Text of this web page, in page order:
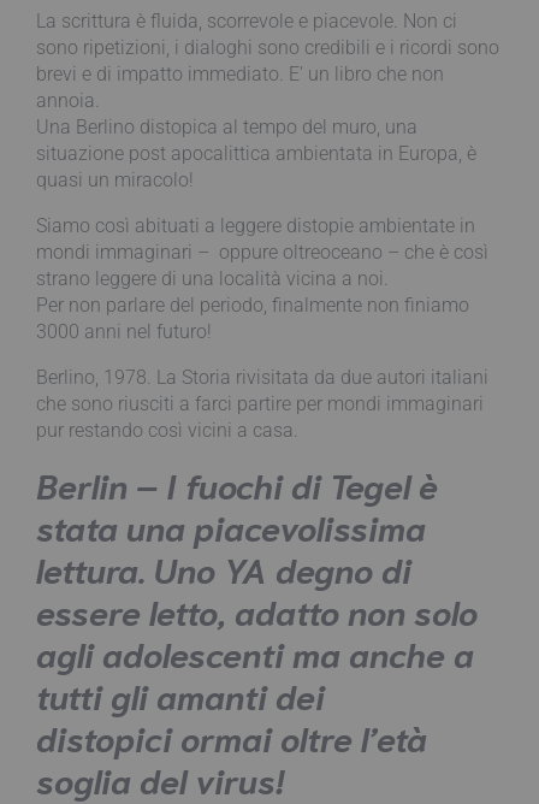
La scrittura è fluida, scorrevole e piacevole. Non ci
sono ripetizioni, i dialoghi sono credibili e i ricordi sono
brevi e di impatto immediato. E’ un libro che non
annoia.
Una Berlino distopica al tempo del muro, una
situazione post apocalittica ambientata in Europa, è
quasi un miracolo!
Siamo così abituati a leggere distopie ambientate in
mondi immaginari – oppure oltreoceano – che è così
strano leggere di una località vicina a noi.
Per non parlare del periodo, finalmente non finiamo
3000 anni nel futuro!
Berlino, 1978. La Storia rivisitata da due autori italiani
che sono riusciti a farci partire per mondi immaginari
pur restando così vicini a casa.
Berlin – I fuochi di Tegel è
stata una piacevolissima
lettura. Uno YA degno di
essere letto, adatto non solo
agli adolescenti ma anche a
tutti gli amanti dei
distopici ormai oltre l’età
soglia del virus!